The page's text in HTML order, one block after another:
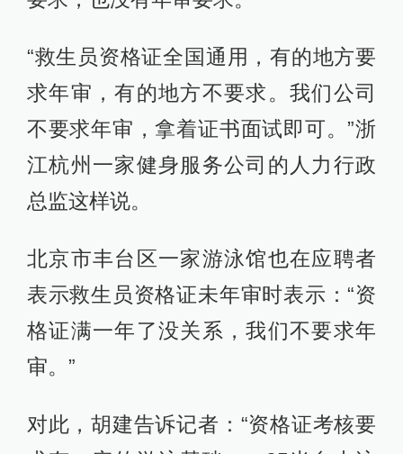
“救生员资格证全国通用，有的地方要
求年审，有的地方不要求。我们公司
不要求年审，拿着证书面试即可。”浙
江杭州一家健身服务公司的人力行政
总监这样说。
北京市丰台区一家游泳馆也在应聘者
表示救生员资格证未年审时表示：“资
格证满一年了没关系，我们不要求年
审。”
对此，胡建告诉记者：“资格证考核要